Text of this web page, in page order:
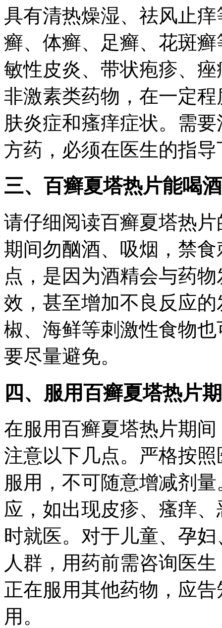
具有清热燥湿、祛风止
癣、体癣、足癣、花斑
敏性皮炎、带状疱疹、
非激素类药物，在一定
肤炎症和瘙痒症状。需
方药，必须在医生的指
三、百癣夏塔热片能喝
请仔细阅读百癣夏塔热
期间勿酗酒、吸烟，禁
点，是因为酒精会与药
效，甚至增加不良反应
椒、海鲜等刺激性食物
要尽量避免。
四、服用百癣夏塔热片
在服用百癣夏塔热片期
注意以下几点。严格按
服用，不可随意增减剂
应，如出现皮疹、瘙痒
时就医。对于儿童、孕
人群，用药前需咨询医
正在服用其他药物，应
用。